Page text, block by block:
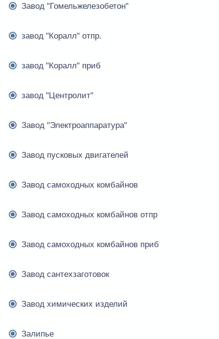
Завод "Гомельжелезобетон"
завод "Коралл" отпр.
завод "Коралл" приб
завод "Центролит"
Завод "Электроаппаратура"
Завод пусковых двигателей
Завод самоходных комбайнов
Завод самоходных комбайнов отпр
Завод самоходных комбайнов приб
Завод сантехзаготовок
Завод химических изделий
Залипье